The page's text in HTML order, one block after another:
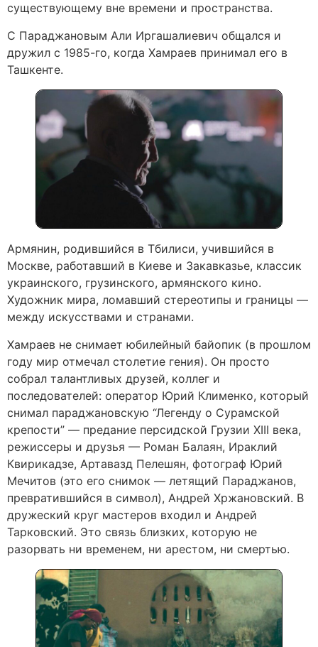
существующему вне времени и пространства.
С Параджановым Али Иргашалиевич общался и
дружил с 1985-го, когда Хамраев принимал его в
Ташкенте.
Армянин, родившийся в Тбилиси, учившийся в
Москве, работавший в Киеве и Закавказье, классик
украинского, грузинского, армянского кино.
Художник мира, ломавший стереотипы и границы —
между искусствами и странами.
Хамраев не снимает юбилейный байопик (в прошлом
году мир отмечал столетие гения). Он просто
собрал талантливых друзей, коллег и
последователей: оператор Юрий Клименко, который
снимал параджановскую “Легенду о Сурамской
крепости” — предание персидской Грузии ХIII века,
режиссеры и друзья — Роман Балаян, Ираклий
Квирикадзе, Артавазд Пелешян, фотограф Юрий
Мечитов (это его снимок — летящий Параджанов,
превратившийся в символ), Андрей Хржановский. В
дружеский круг мастеров входил и Андрей
Тарковский. Это связь близких, которую не
разорвать ни временем, ни арестом, ни смертью.